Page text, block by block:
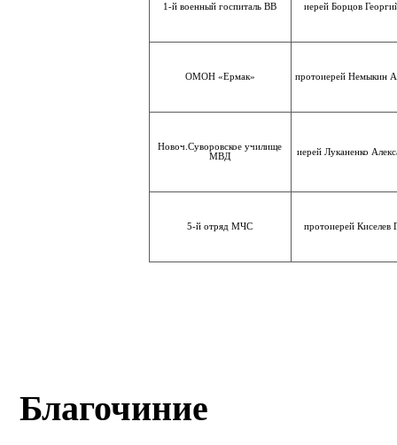
1-й военный госпиталь ВВ иерей Борцов
ОМОН «Ермак» протоиерей Немыкин
Новоч.Суворовское училище
МВД
иерей Луканенко
5-й отряд МЧС протоиерей Киселев
Благочиние